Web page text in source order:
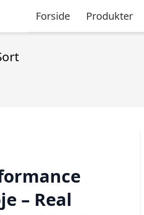
Forside Produkter
– Real